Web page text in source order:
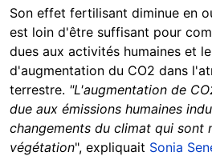
Son effet fertilisant diminue en
est loin d'être suffisant pour
dues aux activités humaines et
d'augmentation du CO2 dans
terrestre. "L'augmentation de
due aux émissions humaines
changements du climat qui sont
végétation", expliquait Sonia